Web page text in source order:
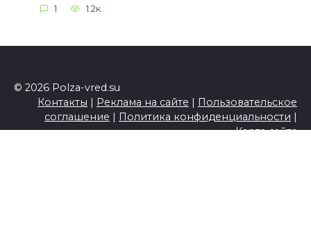
1 1.2к.
© 2026 Polza-vred.su
Контакты | Реклама на сайте | Пользовательское
соглашение | Политика конфиденциальности |
Карта сайта